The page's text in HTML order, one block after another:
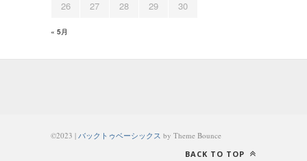
« 5月
26
27 28 29 30
©2023 | バックトゥベーシックス by Theme Bounce
BACK TO TOP